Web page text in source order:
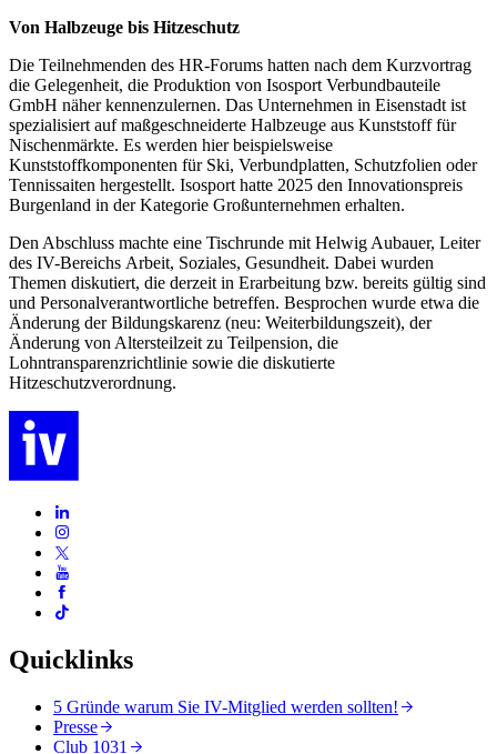
Von Halbzeuge bis Hitzeschutz
Die Teilnehmenden des HR-Forums hatten nach dem Kurzvortrag
die Gelegenheit, die Produktion von Isosport Verbundbauteile
GmbH näher kennenzulernen. Das Unternehmen in Eisenstadt ist
spezialisiert auf maßgeschneiderte Halbzeuge aus Kunststoff für
Nischenmärkte. Es werden hier beispielsweise
Kunststoffkomponenten für Ski, Verbundplatten, Schutzfolien oder
Tennissaiten hergestellt. Isosport hatte 2025 den Innovationspreis
Burgenland in der Kategorie Großunternehmen erhalten.
Den Abschluss machte eine Tischrunde mit Helwig Aubauer, Leiter
des IV-Bereichs Arbeit, Soziales, Gesundheit. Dabei wurden
Themen diskutiert, die derzeit in Erarbeitung bzw. bereits gültig sind
und Personalverantwortliche betreffen. Besprochen wurde etwa die
Änderung der Bildungskarenz (neu: Weiterbildungszeit), der
Änderung von Altersteilzeit zu Teilpension, die
Lohntransparenzrichtlinie sowie die diskutierte
Hitzeschutzverordnung.
Quicklinks
5 Gründe warum Sie IV-Mitglied werden sollten!
Presse
Club 1031